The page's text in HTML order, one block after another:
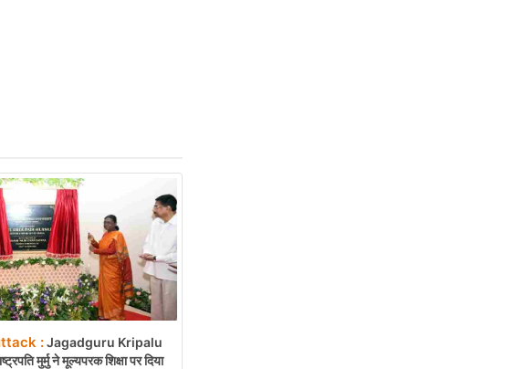
:Jagadguru Kripalu
मुर्मु ने मूल्यपरक शिक्षा पर दिया